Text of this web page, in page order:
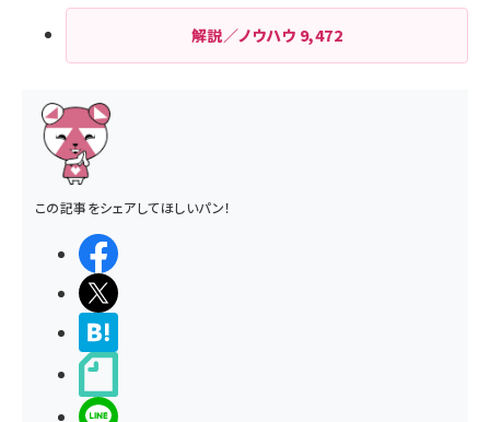
解説／ノウハウ 9,472
この記事をシェアしてほしいパン！